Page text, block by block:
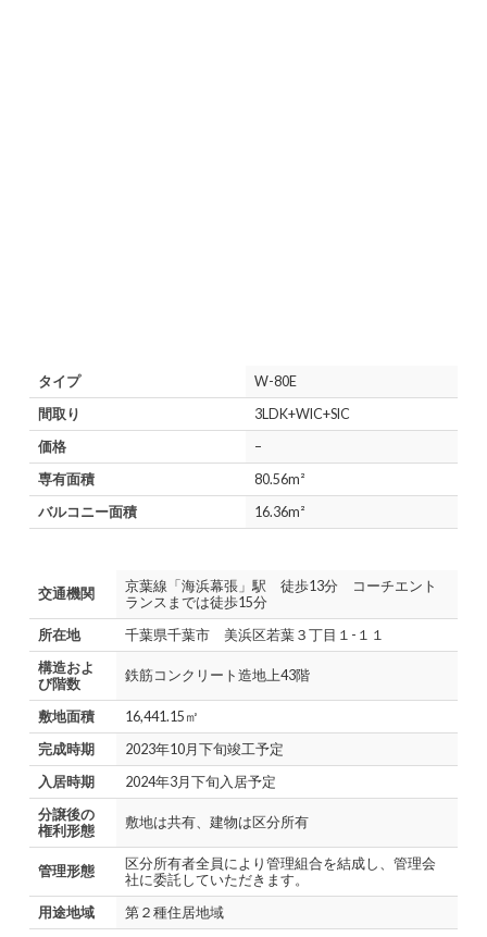
タイプ
W-80E
間取り
3LDK+WIC+SIC
価格
–
専有面積
80.56m²
バルコニー面積
16.36m²
交通機関
京葉線「海浜幕張」駅 徒歩13分 コーチエント
ランスまでは徒歩15分
所在地
千葉県千葉市 美浜区若葉３丁目１-１１
構造およ
び階数
鉄筋コンクリート造地上43階
敷地面積
16,441.15㎡
完成時期
2023年10月下旬竣工予定
入居時期
2024年3月下旬入居予定
分譲後の
権利形態
敷地は共有、建物は区分所有
管理形態
区分所有者全員により管理組合を結成し、管理会
社に委託していただきます。
用途地域
第２種住居地域